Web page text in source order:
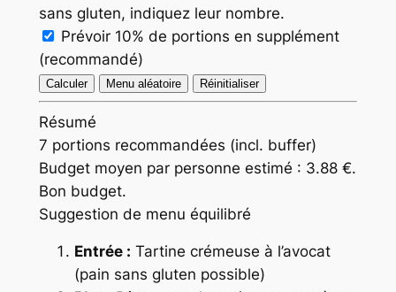
sans gluten, indiquez leur nombre.
Prévoir 10% de portions en supplément
(recommandé)
Calculer Menu aléatoire Réinitialiser
Résumé
7 portions recommandées (incl. buffer)
Budget moyen par personne estimé : 3.88 €.
Bon budget.
Suggestion de menu équilibré
Entrée : Tartine crémeuse à l’avocat
(pain sans gluten possible)